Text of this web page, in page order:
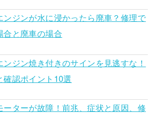
ンジンが水に浸かったら廃車？修理で
合と廃車の場合
ンジン焼き付きのサインを見逃すな！
確認ポイント10選
ーターが故障！前兆、症状と原因、修